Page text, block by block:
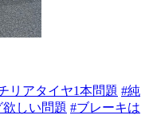
リアタイヤ1本問題 #純
しい問題 #ブレーキは